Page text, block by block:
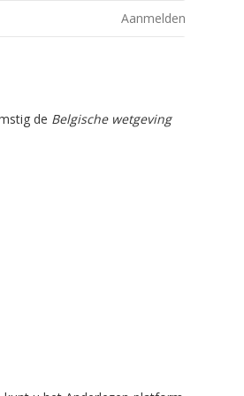
Aanmelden
de Belgische wetgeving